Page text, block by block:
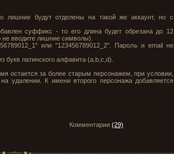
лишние будут отделены на такой же аккаунт, но с
суффикс - то его длина будет обрезана до 12
вводите лишние символы).
или "123456789012_2". Пароль и email не
букв латинского алфавита (a,b,c,d).
остается за более старым персонажем, при условии,
удалении. К имени второго персонажа добавляется
Комментарии (29)